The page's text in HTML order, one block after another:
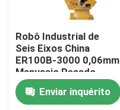
Para casa
Robô Industrial de
Seis Eixos China
ER100B-3000 0,06mm
Manuseio Pesado
Enviar inquérito